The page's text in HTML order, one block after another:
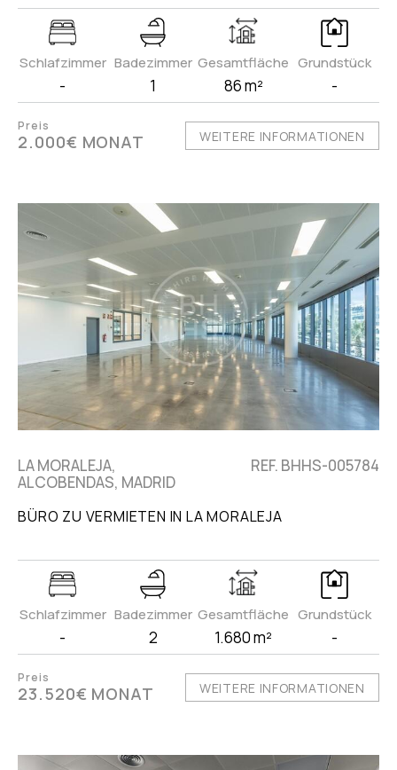
Schlafzimmer
-
Badezimmer
1
Gesamtfläche
86 m²
Grundstück
-
Preis
2.000€ MONAT WEITERE INFORMATIONEN
LA MORALEJA,
ALCOBENDAS, MADRID
REF. BHHS-005784
BÜRO ZU VERMIETEN IN LA MORALEJA
Schlafzimmer
-
Badezimmer
2
Gesamtfläche
1.680 m²
Grundstück
-
Preis
23.520€ MONAT WEITERE INFORMATIONEN